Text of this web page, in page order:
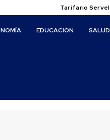
Tarifario Servel
EDUCACIÓN SALUD